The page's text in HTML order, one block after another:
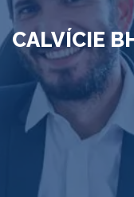
CALVÍCIE